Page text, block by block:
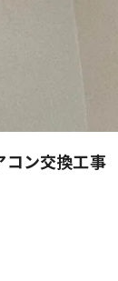
コン交換工事